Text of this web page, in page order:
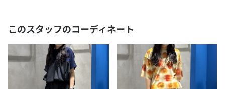
このスタッフのコーディネート